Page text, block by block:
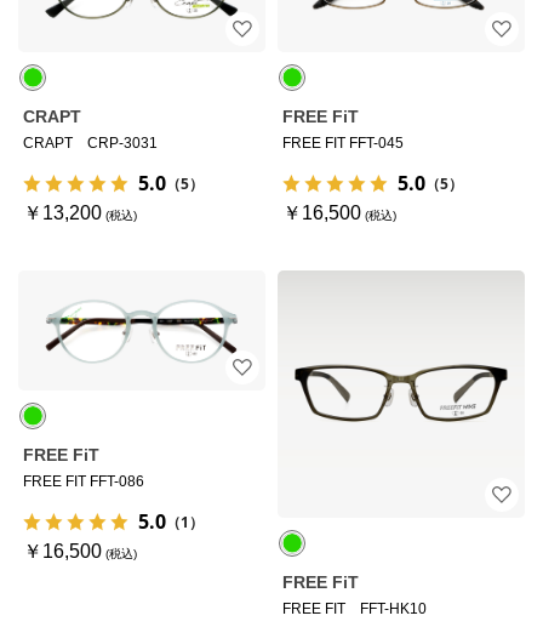
CRAPT
CRAPT CRP-3031
5.0 （5）
￥13,200
FREE FiT
FREE FIT FFT-045
5.0 （5）
￥16,500
FREE FiT
FREE FIT FFT-086
5.0 （1）
￥16,500
FREE FiT
FREE FIT FFT-HK10